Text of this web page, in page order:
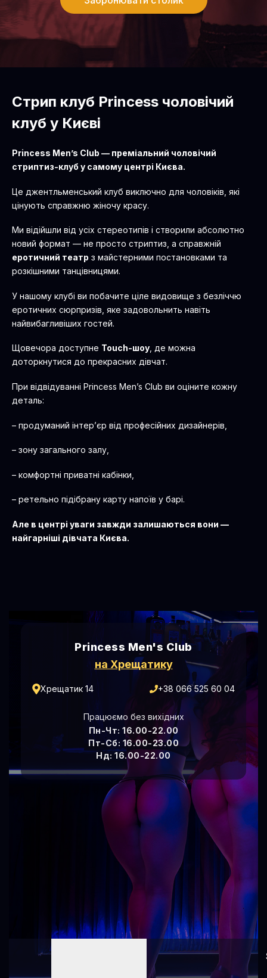
Стрип клуб Princess чоловічий
клуб у Києві
Це джентльменський клуб виключно для чоловіків, які
цінують справжню жіночу красу.
Ми відійшли від усіх стереотипів і створили абсолютно
новий формат — не просто стриптиз, а справжній
розкішними танцівницями.
еротичних сюрпризів, яке задовольнить навіть
найвибагливіших гостей.
Щовечора доступнеTouch-шоу
При відвідуванні Princess Men’s Club ви оціните кожну
деталь:
– продуманий інтер’єр від професійних дизайнерів,
– ретельно підібрану карту напоїв у барі.
Хрещатик 14 +38 066 525 60 04
Працюємо без вихідних
Пн-Чт: 16.00-22.00
Пт-Сб: 16.00-23.00
Princess Men’s Club™ 2018 - 2026. All rights reserved